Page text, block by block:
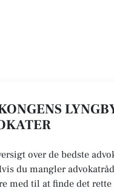
over de bedste
du mangler
med til at finde det rette